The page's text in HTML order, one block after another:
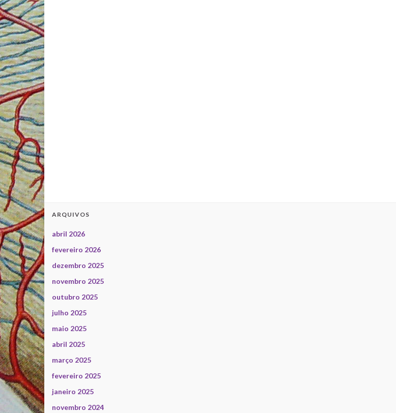
ARQUIVOS
abril 2026
fevereiro 2026
dezembro 2025
novembro 2025
outubro 2025
julho 2025
maio 2025
abril 2025
março 2025
fevereiro 2025
janeiro 2025
novembro 2024